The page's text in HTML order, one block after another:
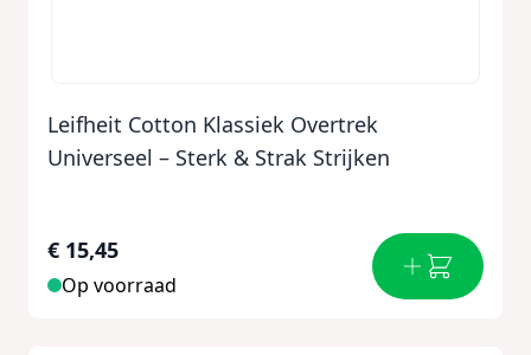
Leifheit Cotton Klassiek Overtrek
Universeel – Sterk & Strak Strijken
€ 15,45
Op voorraad